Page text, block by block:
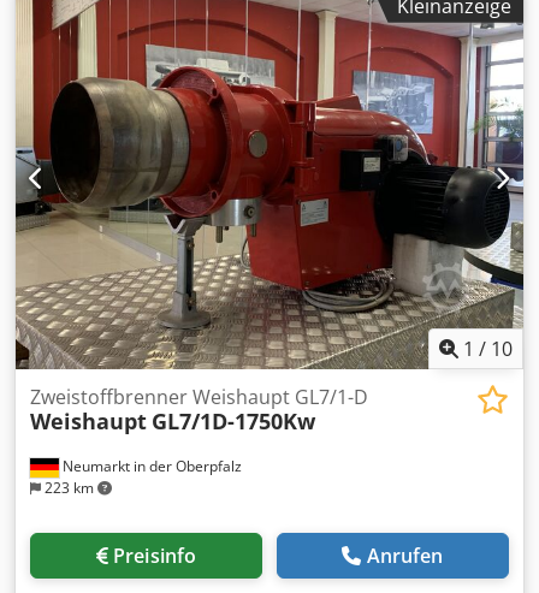
Verpackungsleistung: 55 Beutel/min, Betriebsstunden:
35554h. Dokumentation vorhanden. Eine Besichtigung vor
Ort ist möglich. Credpfx Aaow H At Tsmsf
Kleinanzeige
1 / 10
Neumarkt in der Oberpfalz
223 km
Zweistoffbrenner Weishaupt GL7/1-D
Weishaupt GL7/1D-1750Kw
Preisinfo Anrufen